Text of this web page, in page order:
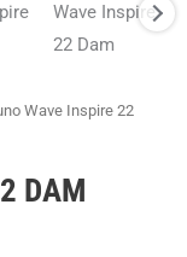
Wave Inspire 22
DAM